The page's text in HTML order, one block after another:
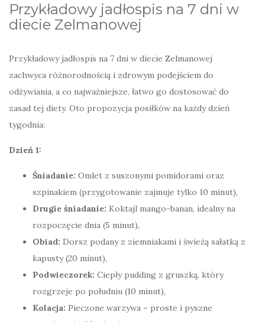
Przykładowy jadłospis na 7 dni w
diecie Zelmanowej
Przykładowy jadłospis na 7 dni w diecie Zelmanowej
zachwyca różnorodnością i zdrowym podejściem do
odżywiania, a co najważniejsze, łatwo go dostosować do
zasad tej diety. Oto propozycja posiłków na każdy dzień
tygodnia:
Dzień 1:
Śniadanie: Omlet z suszonymi pomidorami oraz
szpinakiem (przygotowanie zajmuje tylko 10 minut),
Drugie śniadanie: Koktajl mango-banan, idealny na
rozpoczęcie dnia (5 minut),
Obiad: Dorsz podany z ziemniakami i świeżą sałatką z
kapusty (20 minut),
Podwieczorek: Ciepły pudding z gruszką, który
rozgrzeje po południu (10 minut),
Kolacja: Pieczone warzywa – proste i pyszne